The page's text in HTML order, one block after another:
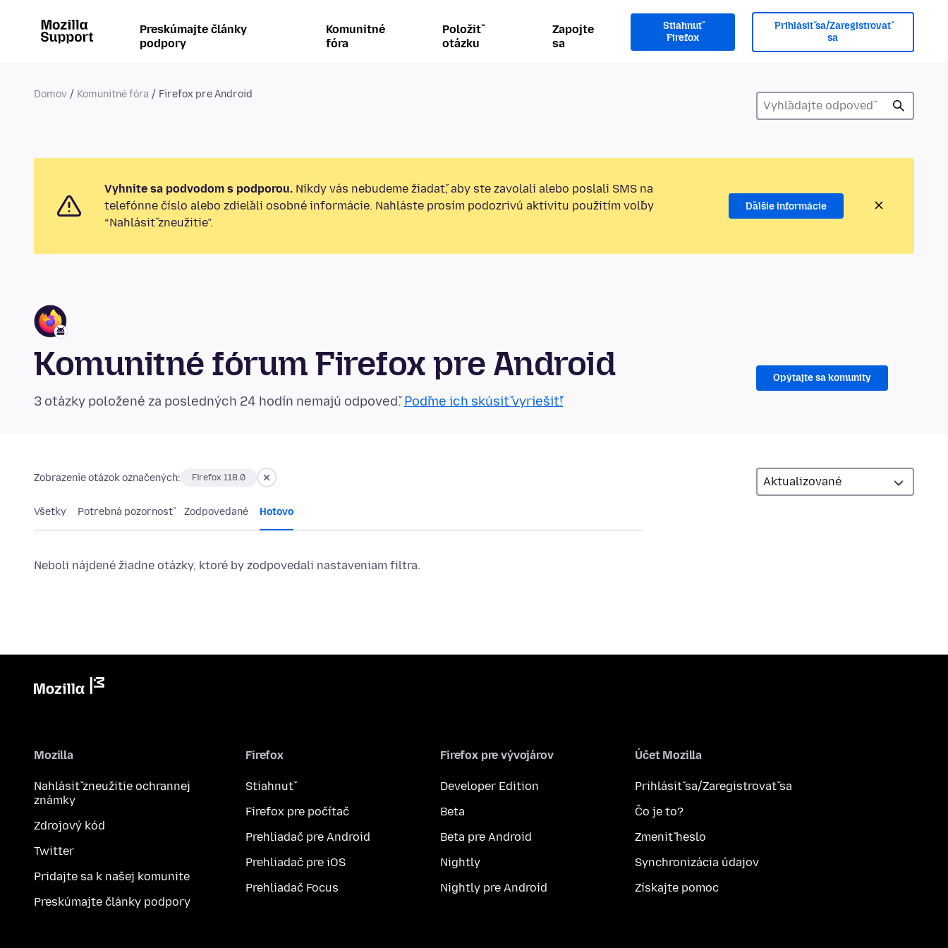
Preskúmajte články
podpory
Komunitné
fóra
Položiť
otázku
Zapojte
sa
Stiahnuť
Firefox
Prihlásiť sa/Zaregistrovať
sa
Domov Komunitné fóra Firefox pre Android
Vyhnite sa podvodom s podporou. Nikdy vás nebudeme žiadať, aby ste zavolali alebo poslali SMS na
telefónne číslo alebo zdieľali osobné informácie. Nahláste prosím podozrivú aktivitu použitím voľby
“Nahlásiť zneužitie”.
Ďalšie informácie
Komunitné fórum Firefox pre Android
3 otázky položené za posledných 24 hodín nemajú odpoveď.Poďme ich skúsiť vyriešiť!
Opýtajte sa komunity
Zobrazenie otázok označených: Firefox 118.0
Všetky Potrebná pozornosť Zodpovedané Hotovo
Neboli nájdené žiadne otázky, ktoré by zodpovedali nastaveniam filtra.
Mozilla
Nahlásiť zneužitie ochrannej
známky
Zdrojový kód
Twitter
Pridajte sa k našej komunite
Preskúmajte články podpory
Firefox
Stiahnuť
Firefox pre počítač
Prehliadač pre Android
Prehliadač pre iOS
Prehliadač Focus
Firefox pre vývojárov
Developer Edition
Beta
Beta pre Android
Nightly
Nightly pre Android
Účet Mozilla
Prihlásiť sa/Zaregistrovať sa
Čo je to?
Zmeniť heslo
Synchronizácia údajov
Získajte pomoc